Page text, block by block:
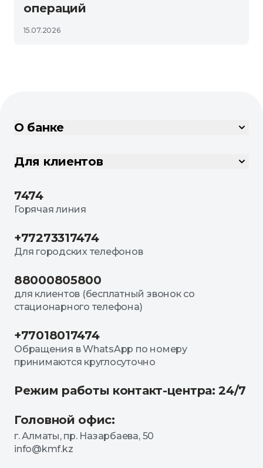
операций
15.07.2026
О банке
Для клиентов
7474
Горячая линия
+77273317474
Для городских телефонов
88000805800
для клиентов (бесплатный звонок со
стационарного телефона)
+77018017474
Обращения в WhatsApp по номеру
принимаются круглосуточно
Режим работы контакт-центра: 24/7
Головной офис:
г. Алматы, пр. Назарбаева, 50
info@kmf.kz